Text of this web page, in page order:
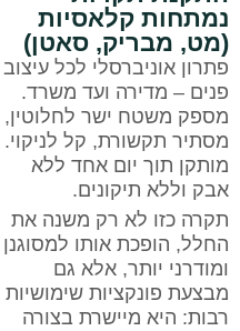
נמתחות קלאסיות
(מט, מבריק, סאטן)
פתרון אוניברסלי לכל עיצוב
פנים – מדירה ועד משרד.
מספק משטח ישר לחלוטין,
מסתיר תקשורת, קל לניקוי.
מותקן תוך יום אחד ללא
אבק וללא תיקונים.
תקרה כזו לא רק משנה את
החלל, הופכת אותו למסוגנן
ומודרני יותר, אלא גם
מבצעת פונקציות שימושיות
רבות: היא מיישרת בצורה